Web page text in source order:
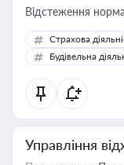
Відстеження
корисне для
бухгалтера під
державного майна,
статусу суб'єктів
Страхова
Будівельна
Управління